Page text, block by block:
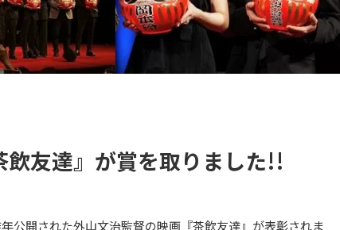
友達』が賞を取りました!!
公開された外山文治監督の映画『茶飲友達』が表彰されま